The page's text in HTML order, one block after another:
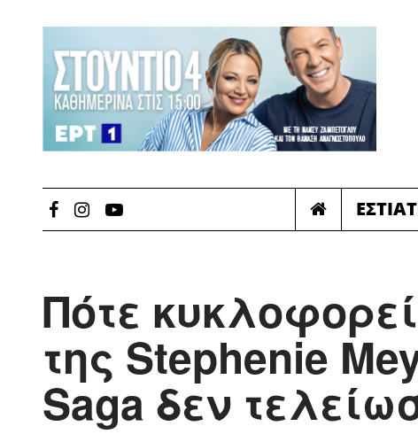
Πότε
της Stephenie
Saga δεν